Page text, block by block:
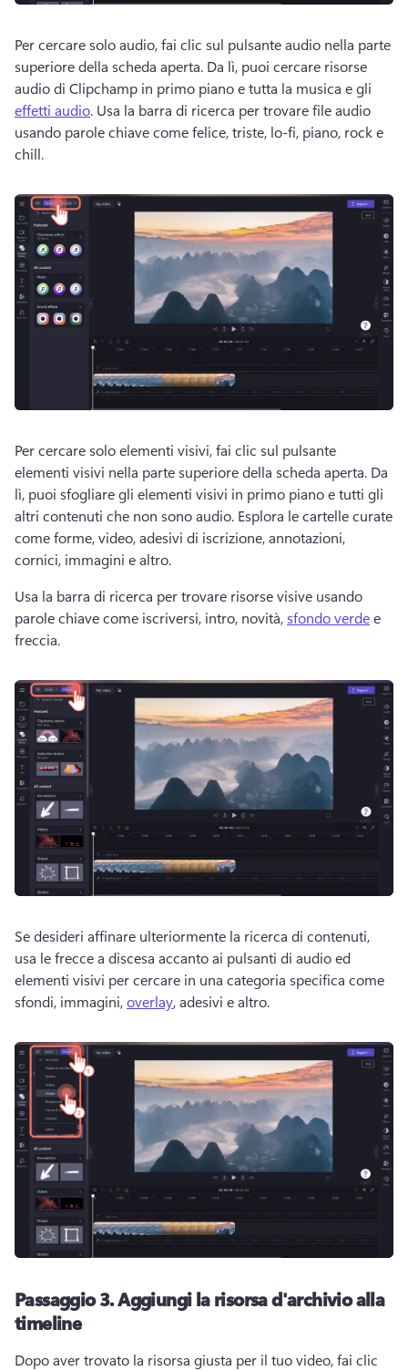
Per cercare solo audio, fai clic sul pulsante audio nella parte
superiore della scheda aperta. Da lì, puoi cercare risorse
audio di Clipchamp in primo piano e tutta la musica e gli
effetti audio. Usa la barra di ricerca per trovare file audio
usando parole chiave come felice, triste, lo-fi, piano, rock e
chill.
Per cercare solo elementi visivi, fai clic sul pulsante
elementi visivi nella parte superiore della scheda aperta. Da
lì, puoi sfogliare gli elementi visivi in primo piano e tutti gli
altri contenuti che non sono audio. Esplora le cartelle curate
come forme, video, adesivi di iscrizione, annotazioni,
cornici, immagini e altro.
Usa la barra di ricerca per trovare risorse visive usando
parole chiave come iscriversi, intro, novità, sfondo verde e
freccia.
Se desideri affinare ulteriormente la ricerca di contenuti,
usa le frecce a discesa accanto ai pulsanti di audio ed
elementi visivi per cercare in una categoria specifica come
sfondi, immagini, overlay, adesivi e altro.
Passaggio 3.Aggiungi la risorsa d'archivio alla
timeline
Dopo aver trovato la risorsa giusta per il tuo video, fai clic